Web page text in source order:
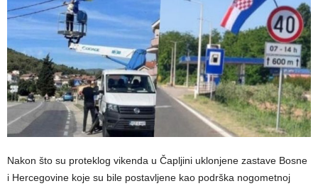
Nakon što su proteklog vikenda u Čapljini uklonjene zastave Bosne
i Hercegovine koje su bile postavljene kao podrška nogometnoj